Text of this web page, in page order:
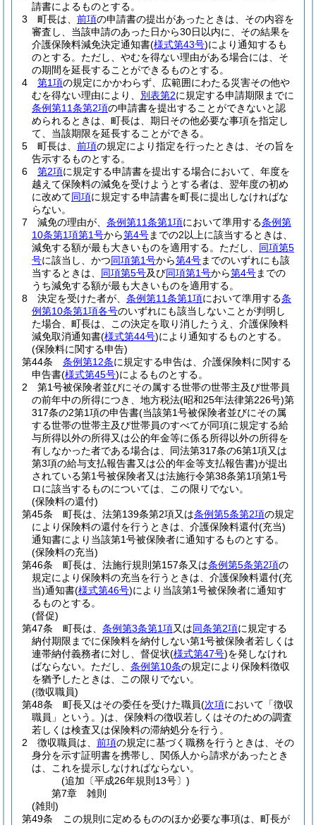
請書によるものとする。
3
町長は、 前項の申請書の提出があったときは、その内容を
審査し、当該申請のあった日から30日以内に、その結果を
介護保険料減免決定通知書(様式第43号)により通知するも
のとする。 ただし、やむを得ない理由がある場合には、そ
の期間を延長することができるものとする。
4
第1項の規定にかかわらず、広範囲にわたる災害その他や
むを得ない理由により、 別表第2に規定する申請期限までに
条例第11条第2項の申請書を提出することができないと認
められるときは、町長は、期日その他必要な事項を指定し
て、当該期限を延長することができる。
5
町長は、 前項の規定により指定を行ったときは、その旨を
告示するものとする。
6
第2項に規定する申請書を提出する場合において、年度を
越えて保険料の減免を受けようとする者は、翌年度の初め
に改めて同項に規定する申請書を町長に提出しなければな
らない。
7
減免の理由が、 条例第11条第1項において準用する条例第
10条第1項第1号から第4号までの2以上に該当するときは、
減免する額が最も大きいものを適用する。 ただし、 同項第5
号に該当し、かつ同項第1号から第4号までのいずれにも該
当するときは、 同項第5号及び同項第1号から第4号までの
うち減免する額が最も大きいものを適用する。
8
決定を受けた者が、 条例第11条第1項において準用する条
例第10条第1項各号のいずれにも該当しないことが判明し
た場合、町長は、この決定を取り消したうえ、介護保険料
減免取消通知書(様式第44号)により通知するものとする。
(保険料に関する申告)
第44条
条例第12条に規定する申告は、介護保険料に関する
申告書(様式第45号)によるものとする。
2
第1号被保険者並びにその属する世帯の世帯主及び世帯員
の前年中の所得につき、地方税法(昭和25年法律第226号)第
317条の2第1項の申告書(当該第1号被保険者並びにその属
する世帯の世帯主及び世帯員のすべてが同項に規定する給
与所得以外の所得又は公的年金等に係る所得以外の所得を
有しなかった者である場合は、同法第317条の6第1項又は
第3項の給与支払報告書又は公的年金等支払報告書)が提出
されている第1号被保険者又は法施行令第38条第1項第1号
ロに該当するものについては、この限りでない。
(保険料の還付)
第45条
町長は、法第139条第2項又は条例第5条第2項の規定
により保険料の還付を行うときは、介護保険料還付(充当)
通知書により当該第1号被保険者に通知するものとする。
(保険料の充当)
第46条
町長は、法施行規則第157条又は条例第5条第2項の
規定により保険料の充当を行うときは、介護保険料還付(充
当)通知書(様式第46号)により当該第1号被保険者に通知す
るものとする。
(督促)
第47条
町長は、 条例第3条第1項又は同条第2項に規定する
納付期限までに保険料を納付しない第1号被保険者若しくは
連帯納付義務者に対し、督促状(様式第47号)を発しなけれ
ばならない。 ただし、 条例第10条の規定により保険料徴収
を猶予したときは、この限りでない。
(徴収職員)
第48条
町長又はその委任を受けた職員(次項において「徴収
職員」という。)は、保険料の徴収若しくはそのための調査
若しくは検査又は保険料の滞納処分を行う。
2
徴収職員は、 前項の規定に基づく職務を行うときは、その
身分を示す証明書を携帯し、関係人から請求があったとき
は、これを提示しなければならない。
(追加〔平成26年規則13号〕)
第7章
雑則
(雑則)
第49条
この規則に定めるもののほか必要な事項は、町長が